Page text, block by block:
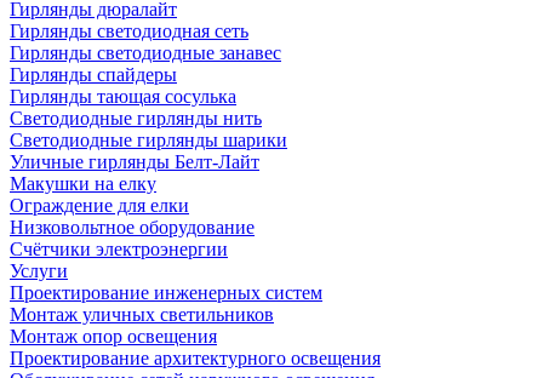
Гирлянды дюралайт
Гирлянды светодиодная сеть
Гирлянды светодиодные занавес
Гирлянды спайдеры
Гирлянды тающая сосулька
Светодиодные гирлянды нить
Светодиодные гирлянды шарики
Уличные гирлянды Белт-Лайт
Макушки на елку
Ограждение для елки
Низковольтное оборудование
Счётчики электроэнергии
Услуги
Проектирование инженерных систем
Монтаж уличных светильников
Монтаж опор освещения
Проектирование архитектурного освещения